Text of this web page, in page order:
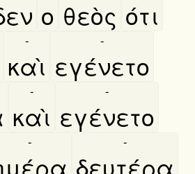
ο θεὸς ότι
καὶ
-
εγένετο
-
καὶ
-
εγένετο
-
-
δευτέρα
-